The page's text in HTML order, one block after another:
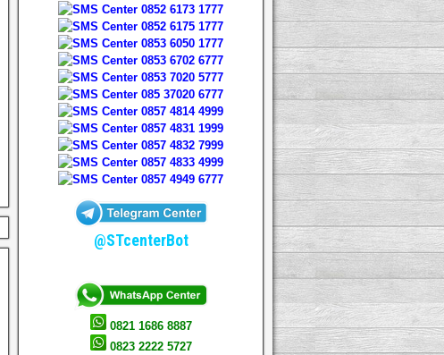
0852 6173 1777
0852 6175 1777
0853 6050 1777
0853 6702 6777
0853 7020 5777
085 37020 6777
0857 4814 4999
0857 4831 1999
0857 4832 7999
0857 4833 4999
0857 4949 6777
@STcenterBot
0821 1686 8887
0823 2222 5727